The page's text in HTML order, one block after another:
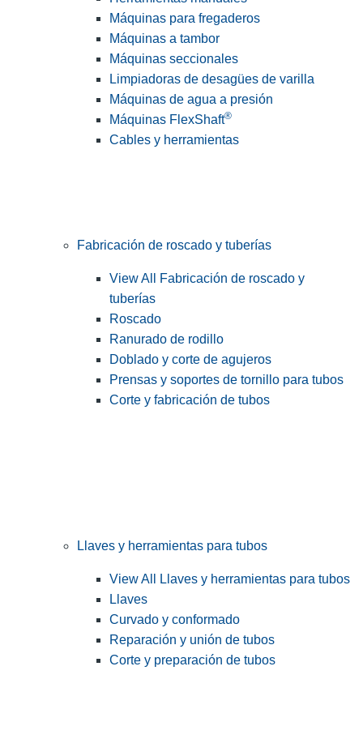
Máquinas para fregaderos
Máquinas a tambor
Máquinas seccionales
Limpiadoras de desagües de varilla
Máquinas de agua a presión
Máquinas FlexShaft®
Cables y herramientas
Fabricación de roscado y tuberías
View All Fabricación de roscado y
tuberías
Roscado
Ranurado de rodillo
Doblado y corte de agujeros
Prensas y soportes de tornillo para tubos
Corte y fabricación de tubos
Llaves y herramientas para tubos
View All Llaves y herramientas para tubos
Llaves
Curvado y conformado
Reparación y unión de tubos
Corte y preparación de tubos